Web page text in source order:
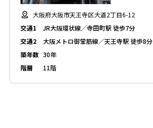
大阪府大阪市天王寺区大道2丁目6-12
交通1
JR大阪環状線／寺田町駅 徒歩7分
交通2
大阪メトロ御堂筋線／天王寺駅 徒歩8分
築年数 30年
階層
11階